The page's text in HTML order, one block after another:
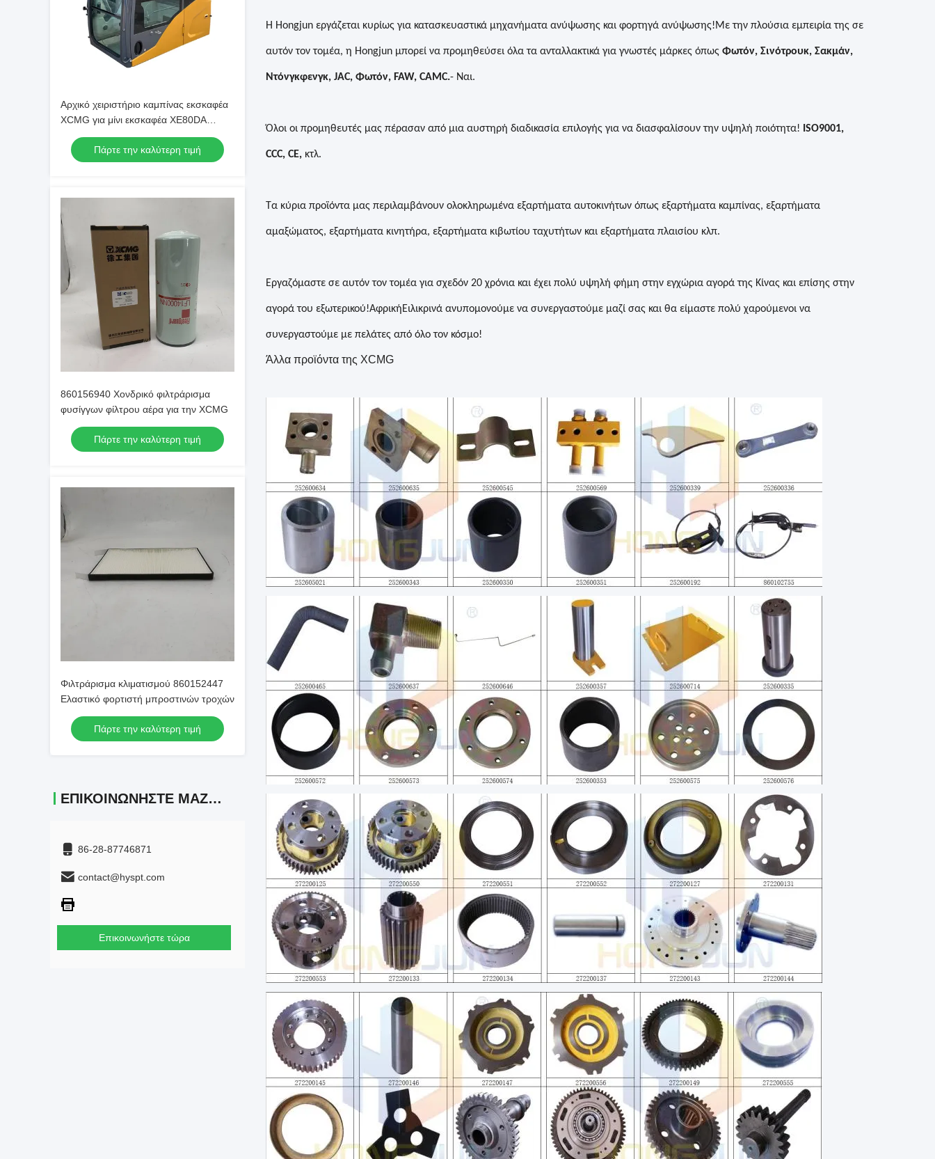
Αρχικό χειριστήριο καμπίνας εκσκαφέα
XCMG για μίνι εκσκαφέα XE80DA
Συντήρηση
Πάρτε την καλύτερη τιμή
860156940 Χονδρικό φιλτράρισμα
φυσίγγων φίλτρου αέρα για την XCMG
Πάρτε την καλύτερη τιμή
Φιλτράρισμα κλιματισμού 860152447
Ελαστικό φορτιστή μπροστινών τροχών
Πάρτε την καλύτερη τιμή
ΕΠΙΚΟΙΝΩΝΉΣΤΕ ΜΑΖΊ ΜΑΣ
86-28-87746871
contact@hyspt.com
Επικοινωνήστε τώρα
Η Hongjun εργάζεται κυρίως για κατασκευαστικά μηχανήματα ανύψωσης και φορτηγά ανύψωσης!Με την πλούσια εμπειρία της σε
αυτόν τον τομέα, η Hongjun μπορεί να προμηθεύσει όλα τα ανταλλακτικά για γνωστές μάρκες όπως Φωτόν, Σινότρουκ, Σακμάν,
Ντόνγκφενγκ, JAC, Φωτόν, FAW, CAMC.- Ναι.
Όλοι οι προμηθευτές μας πέρασαν από μια αυστηρή διαδικασία επιλογής για να διασφαλίσουν την υψηλή ποιότητα! ISO9001,
CCC, CE, κτλ.
Τα κύρια προϊόντα μας περιλαμβάνουν ολοκληρωμένα εξαρτήματα αυτοκινήτων όπως εξαρτήματα καμπίνας, εξαρτήματα
αμαξώματος, εξαρτήματα κινητήρα, εξαρτήματα κιβωτίου ταχυτήτων και εξαρτήματα πλαισίου κλπ.
Εργαζόμαστε σε αυτόν τον τομέα για σχεδόν 20 χρόνια και έχει πολύ υψηλή φήμη στην εγχώρια αγορά της Κίνας και επίσης στην
αγορά του εξωτερικού!ΑφρικήΕιλικρινά ανυπομονούμε να συνεργαστούμε μαζί σας και θα είμαστε πολύ χαρούμενοι να
συνεργαστούμε με πελάτες από όλο τον κόσμο!
Άλλα προϊόντα της XCMG